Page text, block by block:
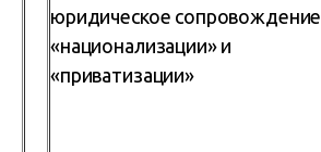
юридическое сопровождение
«национализации» и
«приватизации»